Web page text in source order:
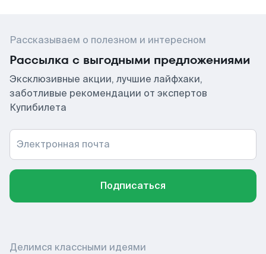
Рассказываем о полезном и интересном
Рассылка с выгодными предложениями
Эксклюзивные акции, лучшие лайфхаки,
заботливые рекомендации от экспертов
Купибилета
Электронная почта
Подписаться
Делимся классными идеями